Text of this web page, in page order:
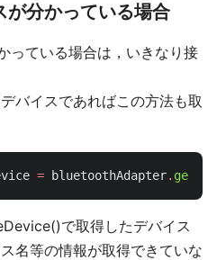
が分かっている場合
っている場合は，いきなり接
バイスであればこの方法も取
= bluetoothAdapter.
で取得したデバイス
名等の情報が取得できていな